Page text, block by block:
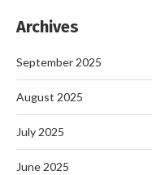
Archives
September 2025
August 2025
July 2025
June 2025